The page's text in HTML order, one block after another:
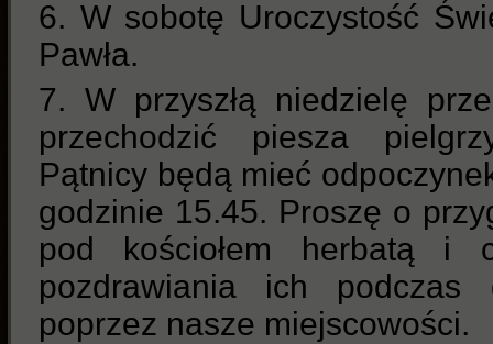
6. W sobotę Uroczystość
Pawła.
7. W przyszłą niedzielę
przechodzić piesza
Pątnicy będą mieć
godzinie 15.45. Proszę o
pod kościołem herbatą i
pozdrawiania ich podczas
poprzez nasze miejscowości.